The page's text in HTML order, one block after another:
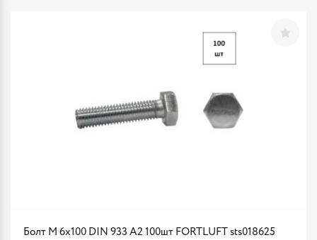
Болт М 6х100 DIN 933 A2 100шт FORTLUFT sts018625